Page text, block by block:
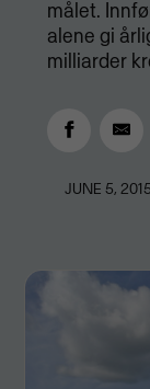
målet.
alene gi
milliarder
JUNE 5, 2015